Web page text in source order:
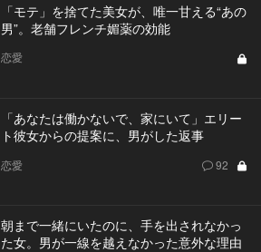
「モテ」を捨てた美女が、唯一甘える“あの
男”。老舗フレンチ媚薬の効能
恋愛
「あなたは働かないで、家にいて」エリー
ト彼女からの提案に、男がした返事
恋愛 92
朝まで一緒にいたのに、手を出されなかっ
た女。男が一線を越えなかった意外な理由